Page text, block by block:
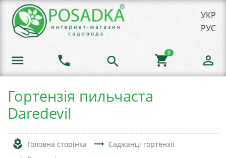
УКР
РУС
menu phone search shopping_cart
0
person_outline
Гортензія пильчаста
Daredevil
local_florist Головна сторінка trending_flat Саджанці гортензії